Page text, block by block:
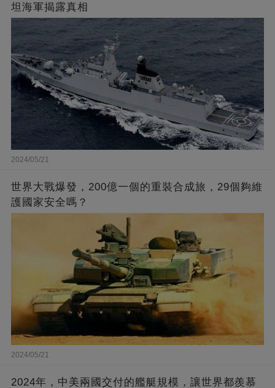
坦海軍揭露真相
2024/05/21
世界大戰爆發，200億一個的重裝合成旅，29個夠維
護國家安全嗎？
2024/05/21
2024年，中美兩國交付的艦艇規模，讓世界都羨慕